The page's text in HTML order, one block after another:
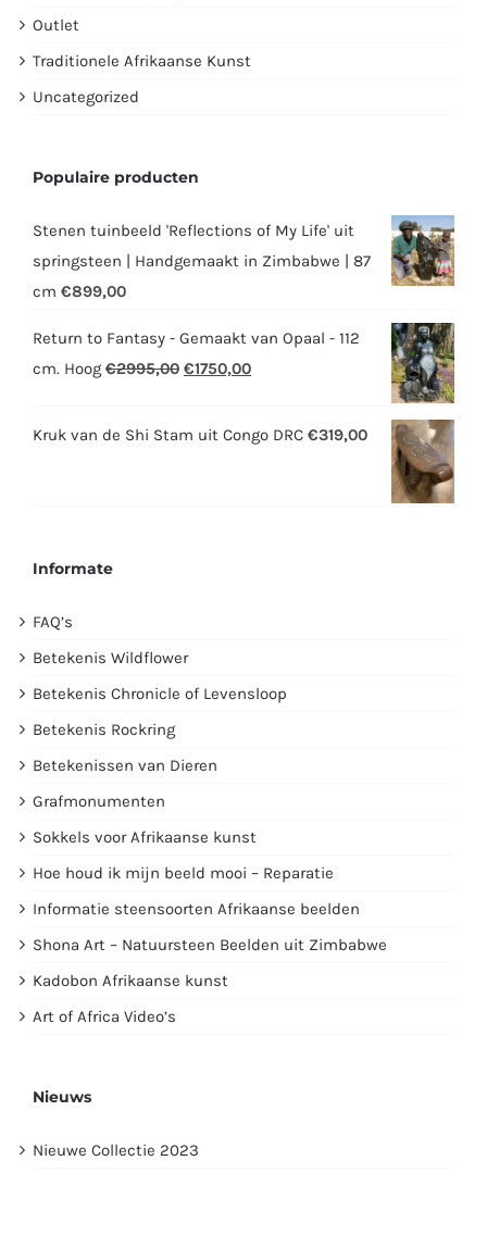
Outlet
Traditionele Afrikaanse Kunst
Uncategorized
Populaire producten
Stenen tuinbeeld 'Reflections of My Life' uit
springsteen | Handgemaakt in Zimbabwe | 87
cm €899,00
Return to Fantasy - Gemaakt van Opaal - 112
cm. Hoog €2995,00 Oorspronkelijke
was:
€1750,00Huidige
is:
Kruk van de Shi Stam uit Congo DRC €319,00
Informate
FAQ’s
Betekenis Wildflower
Betekenis Chronicle of Levensloop
Betekenis Rockring
Betekenissen van Dieren
Grafmonumenten
Sokkels voor Afrikaanse kunst
Hoe houd ik mijn beeld mooi – Reparatie
Informatie steensoorten Afrikaanse beelden
Shona Art – Natuursteen Beelden uit Zimbabwe
Kadobon Afrikaanse kunst
Art of Africa Video’s
Nieuws
Nieuwe Collectie 2023